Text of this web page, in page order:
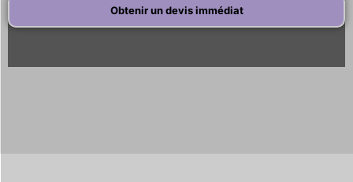
Obtenir un devis immédiat